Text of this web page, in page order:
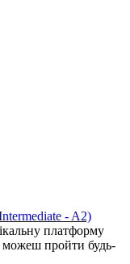
- A2)
платформу
можеш пройти будь-